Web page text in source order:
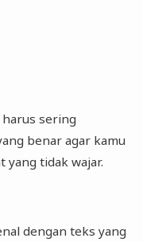
sering
benar agar kamu
tidak wajar.
dengan teks yang